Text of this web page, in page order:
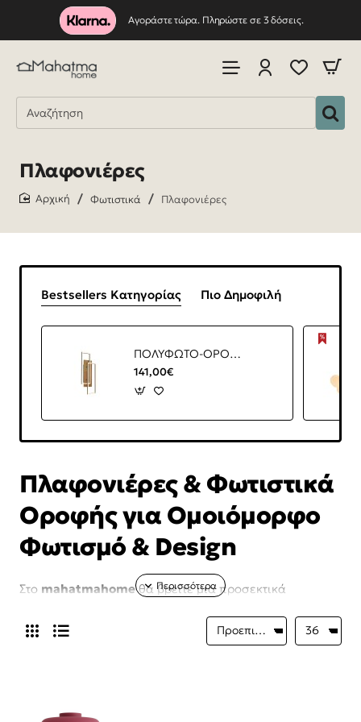
Αγοράστε τώρα. Πληρώστε σε 3 δόσεις.
Πλαφονιέρες
Φωτιστικά Πλαφονιέρες
Bestsellers Κατηγορίας Πιο Δημοφιλή
ΠΟΛΥΦΩΤΟ-ΟΡΟΦΗΣ ΦΩΤΙΣΤΙΚΟ LED-ΚΩΔ. MAROC-40SQ
141,00€
Πλαφονιέρες & Φωτιστικά
Οροφής για Ομοιόμορφο
Φωτισμό & Design
Στο mahatmahomeθα βρείτε μια προσεκτικά
οροφής, ιδανικά για να προσφέρουν ομοιόμορφο και
λειτουργικό φωτισμό σε κάθε χώρο του σπιτιού. Τα
διαδρόμους και επαγγελματικούς χώρους.